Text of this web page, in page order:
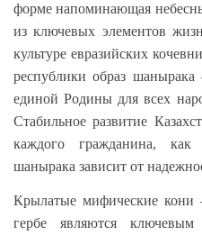
форме напоминающая
из ключевых элементов
культуре евразийских
республики образ
единой Родины для всех
Стабильное развитие
каждого гражданина, как
шанырака зависит от
Крылатые мифические кони
гербе являются ключевым